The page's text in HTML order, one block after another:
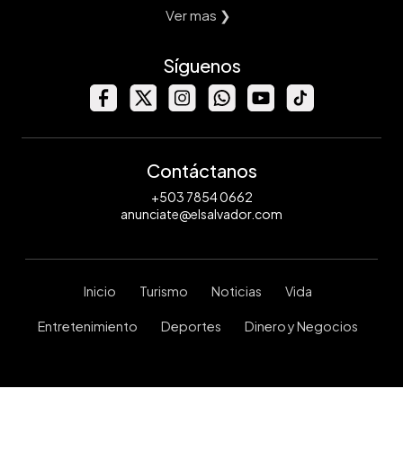
Ver mas ❯
Síguenos
Contáctanos
+503 7854 0662
anunciate@elsalvador.com
Inicio Turismo Noticias Vida
Entretenimiento Deportes Dinero y Negocios